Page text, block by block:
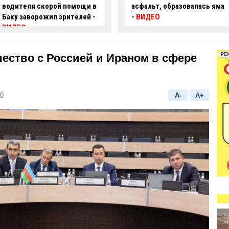
асфальт, образовалась яма
-ВИДЕО
пробил ограждение и
перевернулся –
с Россией и Ираном в сфере
A- A+